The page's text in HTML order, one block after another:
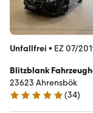
Unfallfrei • EZ 07/
Blitzblank
23623 Ahrensbök
4.9 Sterne
(34)